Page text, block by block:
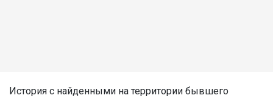
История с найденными на территории бывшего